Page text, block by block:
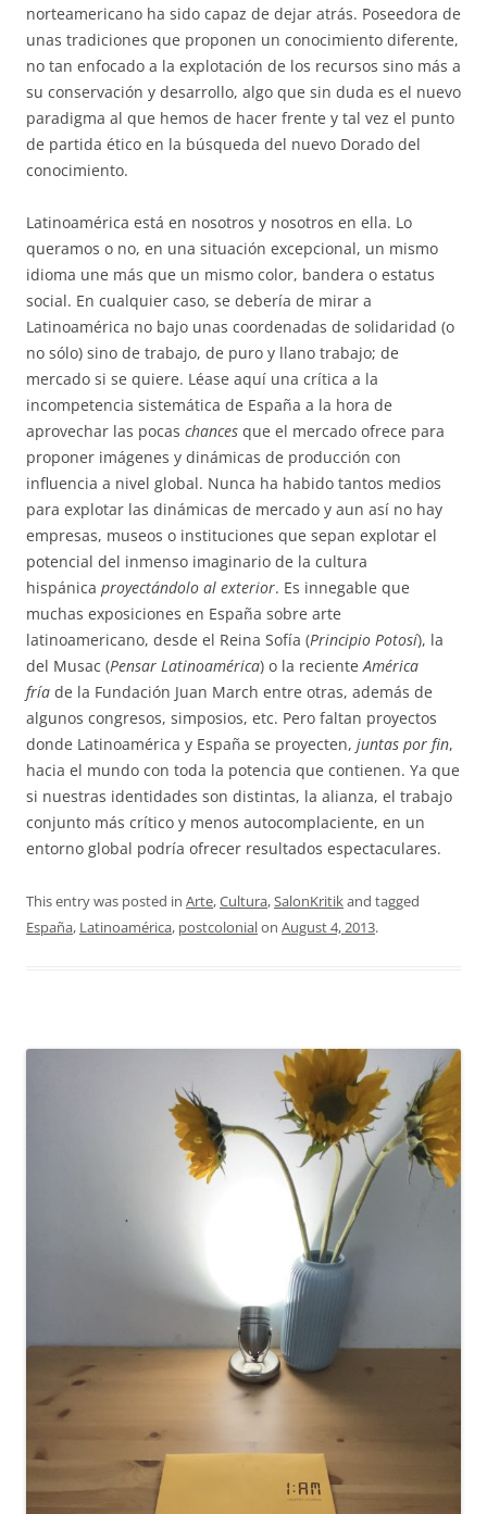
norteamericano ha sido capaz de dejar atrás. Poseedora de
unas tradiciones que proponen un conocimiento diferente,
no tan enfocado a la explotación de los recursos sino más a
su conservación y desarrollo, algo que sin duda es el nuevo
paradigma al que hemos de hacer frente y tal vez el punto
de partida ético en la búsqueda del nuevo Dorado del
conocimiento.
Latinoamérica está en nosotros y nosotros en ella. Lo
queramos o no, en una situación excepcional, un mismo
idioma une más que un mismo color, bandera o estatus
social. En cualquier caso, se debería de mirar a
Latinoamérica no bajo unas coordenadas de solidaridad (o
no sólo) sino de trabajo, de puro y llano trabajo; de
mercado si se quiere. Léase aquí una crítica a la
incompetencia sistemática de España a la hora de
aprovechar las pocas chances que el mercado ofrece para
proponer imágenes y dinámicas de producción con
influencia a nivel global. Nunca ha habido tantos medios
para explotar las dinámicas de mercado y aun así no hay
empresas, museos o instituciones que sepan explotar el
potencial del inmenso imaginario de la cultura
hispánica proyectándolo al exterior. Es innegable que
muchas exposiciones en España sobre arte
latinoamericano, desde el Reina Sofía (Principio Potosí), la
del Musac (Pensar Latinoamérica) o la recienteAmérica
fría de la Fundación Juan March entre otras, además de
algunos congresos, simposios, etc. Pero faltan proyectos
donde Latinoamérica y España se proyecten, juntas por fin,
hacia el mundo con toda la potencia que contienen. Ya que
si nuestras identidades son distintas, la alianza, el trabajo
conjunto más crítico y menos autocomplaciente, en un
entorno global podría ofrecer resultados espectaculares.
This entry was posted in Arte,Cultura,SalonKritikand tagged
España, Latinoamérica, postcolonialon August 4, 2013.